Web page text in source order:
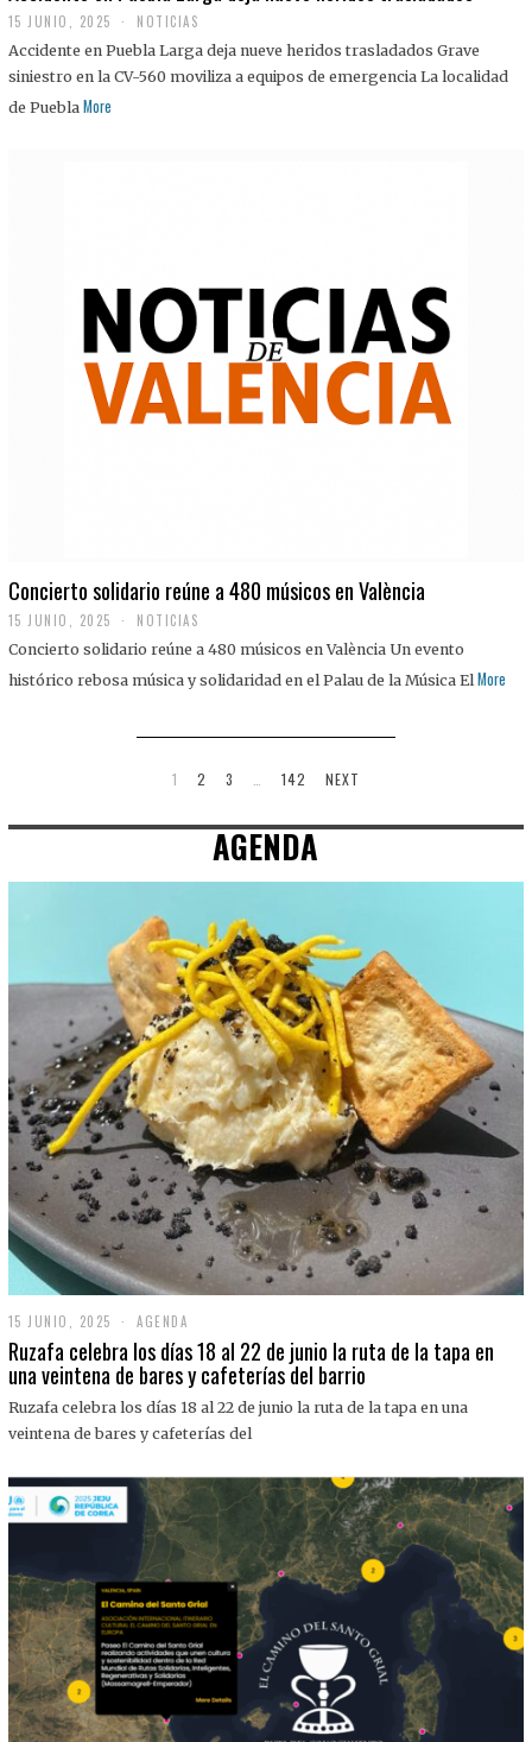
15 JUNIO, 2025 NOTICIAS
Accidente en Puebla Larga deja nueve heridos trasladados Grave
siniestro en la CV-560 moviliza a equipos de emergencia La localidad
de Puebla More
Concierto solidario reúne a 480 músicos en València
15 JUNIO, 2025 NOTICIAS
Concierto solidario reúne a 480 músicos en València Un evento
histórico rebosa música y solidaridad en el Palau de la Música El More
1 2 3 142 NEXT
AGENDA
15 JUNIO, 2025
J
U
I
O
0
2
5
AGENDA
Ruzafa celebra los días 18 al 22 de junio la ruta de la tapa en
una veintena de bares y cafeterías del barrio
Ruzafa celebra los días 18 al 22 de junio la ruta de la tapa en una
veintena de bares y cafeterías del